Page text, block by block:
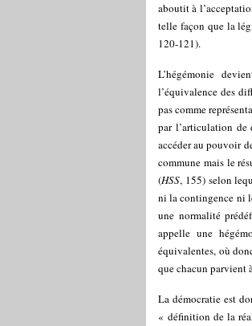
aboutit à
telle façon que la
120-121).
L’hégémonie
l’équivalence des
pas comme
par l’articulation de
accéder au pouvoir
commune mais le
(HSS, 155) selon
ni la contingence ni
une normalité
appelle une
équivalentes, où
que chacun parvient
La démocratie est
« définition de la